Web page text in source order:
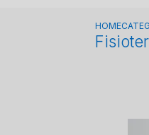
HOME